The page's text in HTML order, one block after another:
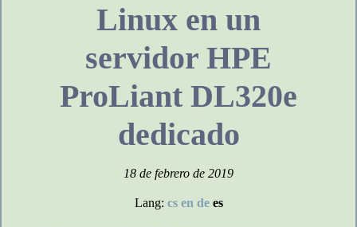
Linux en un
servidor HPE
ProLiant DL320e
dedicado
18 de febrero de 2019
Lang: cs en de es